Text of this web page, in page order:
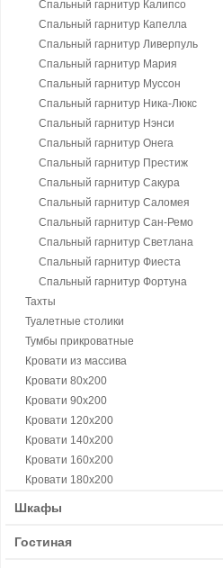
Спальный гарнитур Калипсо
Спальный гарнитур Капелла
Спальный гарнитур Ливерпуль
Спальный гарнитур Мария
Спальный гарнитур Муссон
Спальный гарнитур Ника-Люкс
Спальный гарнитур Нэнси
Спальный гарнитур Онега
Спальный гарнитур Престиж
Спальный гарнитур Сакура
Спальный гарнитур Саломея
Спальный гарнитур Сан-Ремо
Спальный гарнитур Светлана
Спальный гарнитур Фиеста
Спальный гарнитур Фортуна
Тахты
Туалетные столики
Тумбы прикроватные
Кровати из массива
Кровати 80х200
Кровати 90х200
Кровати 120х200
Кровати 140х200
Кровати 160х200
Кровати 180х200
Шкафы
Гостиная